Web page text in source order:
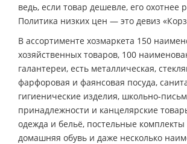
ведь, если товар дешевле, его охотнее
Политика низких цен — это девиз
В ассортименте хозмаркета 150
хозяйственных товаров, 100
галантереи, есть металлическая,
фарфоровая и фаянсовая посуда,
гигиенические изделия, школьно-
принадлежности и канцелярские
одежда и бельё, постельные
домашняя обувь и даже несколько